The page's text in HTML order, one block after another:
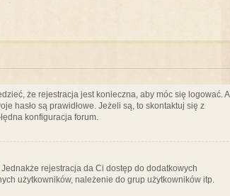
że rejestracja jest konieczna, aby móc się logować. A
hasło są prawidłowe. Jeżeli są, to skontaktuj się z
konfiguracja forum.
rejestracja da Ci dostęp do dodatkowych
użytkowników, należenie do grup użytkowników itp.